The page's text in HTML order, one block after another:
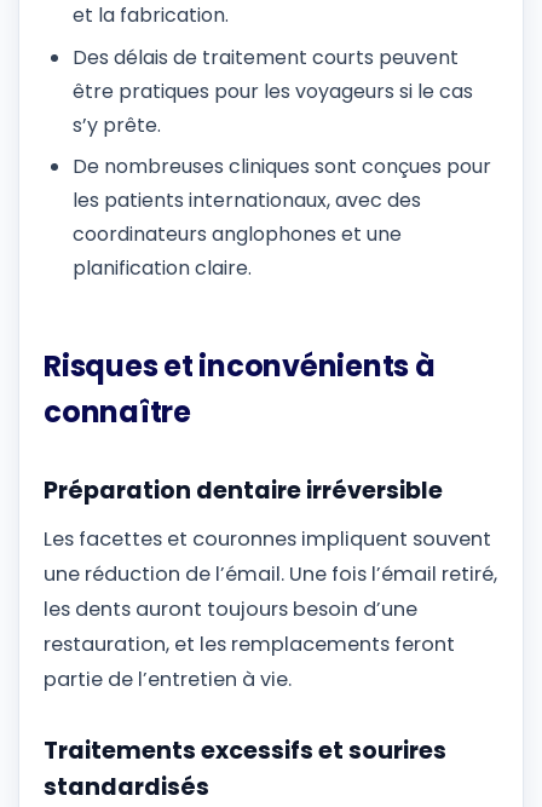
et la fabrication.
Des délais de traitement courts peuvent
être pratiques pour les voyageurs si le cas
s’y prête.
De nombreuses cliniques sont conçues pour
les patients internationaux, avec des
coordinateurs anglophones et une
planification claire.
Risques et inconvénients à
connaître
Préparation dentaire irréversible
Les facettes et couronnes impliquent souvent
une réduction de l’émail. Une fois l’émail retiré,
les dents auront toujours besoin d’une
restauration, et les remplacements feront
partie de l’entretien à vie.
Traitements excessifs et sourires
standardisés